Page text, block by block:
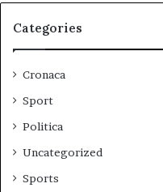
Categories
Cronaca
Sport
Politica
Uncategorized
Sports